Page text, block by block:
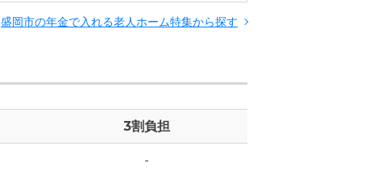
盛岡市の年金で入れる老人ホーム特集から探す
3割負担
-